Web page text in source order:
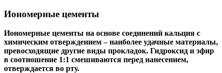
Иономерные цементы
Иономерные цементы на основе соединений кальция с
химическим отверждением – наиболее удачные материалы,
превосходящие другие виды прокладок. Гидроксид и эфир
в соотношение 1:1 смешиваются перед нанесением,
отверждается во рту.